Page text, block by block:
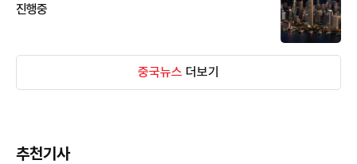
진행중
중국뉴스 더보기
추천기사